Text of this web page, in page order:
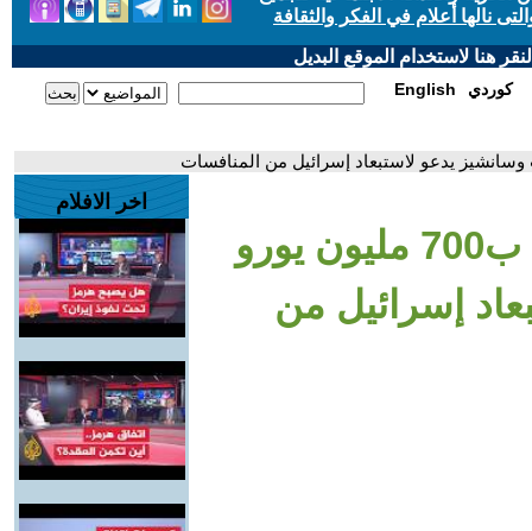
نالها أعلام في الفكر والثقافة
هنا لاستخدام الموقع البديل
English كوردي
- إسبانيا: إلغاء عقد ب700 مليون يورو
إسرائيل من
اخر الافلام